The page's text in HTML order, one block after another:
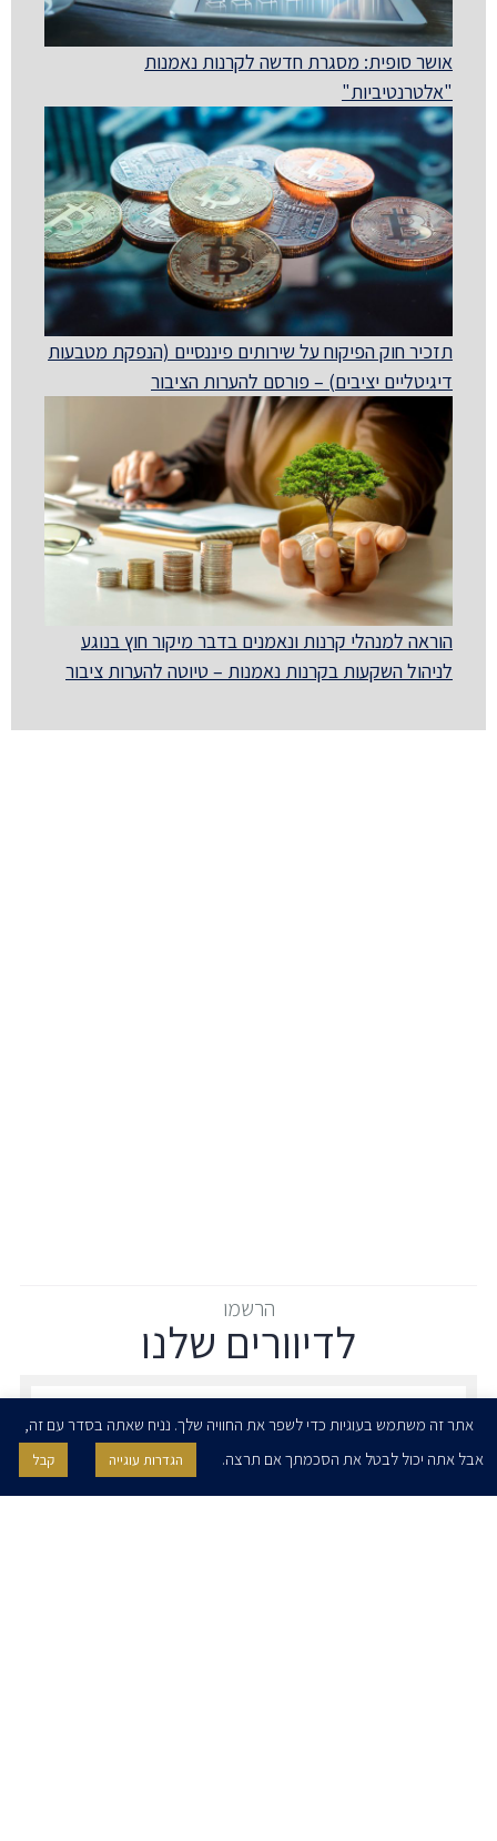
אושר סופית: מסגרת חדשה לקרנות נאמנות
"אלטרנטיביות"
תזכיר חוק הפיקוח על שירותים פיננסיים (הנפקת מטבעות
דיגיטליים יציבים) – פורסם להערות הציבור
הוראה למנהלי קרנות ונאמנים בדבר מיקור חוץ בנוגע
לניהול השקעות בקרנות נאמנות – טיוטה להערות ציבור
הרשמו
לדיוורים שלנו
אני מאשר/ת בזאת להרצוג, פוקס, נאמן ושות' לשלוח לי ניוזלטרים,
הודעות והזמנות לאירועים וכנסים. אני רשאי/ת לחזור בי מהסכמתי לעיל בכל
אתר זה משתמש בעוגיות כדי לשפר את החוויה שלך. נניח שאתה בסדר עם זה,
אבל אתה יכול לבטל את הסכמתך אם תרצה.
הגדרות עוגייה קבל